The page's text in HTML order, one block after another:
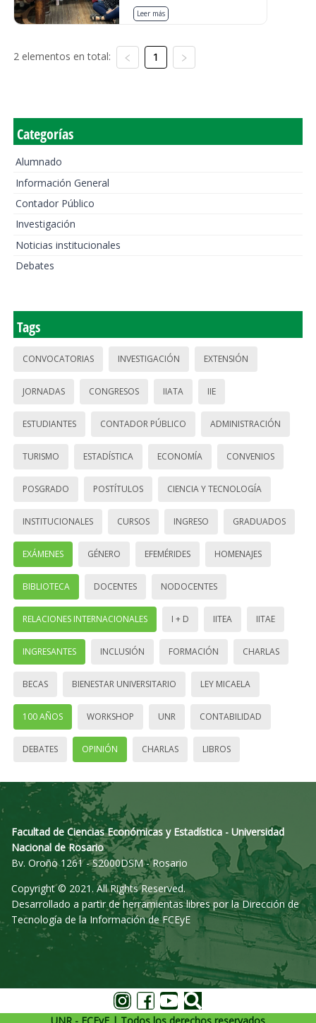
Leer más
2 elementos en total: 1
Categorías
Alumnado
Información General
Contador Público
Investigación
Noticias institucionales
Debates
Tags
CONVOCATORIAS INVESTIGACIÓN EXTENSIÓN
JORNADAS CONGRESOS IIATA IIE
ESTUDIANTES CONTADOR PÚBLICO ADMINISTRACIÓN
TURISMO ESTADÍSTICA ECONOMÍA CONVENIOS
POSGRADO POSTÍTULOS CIENCIA Y TECNOLOGÍA
INSTITUCIONALES CURSOS INGRESO GRADUADOS
EXÁMENES GÉNERO EFEMÉRIDES HOMENAJES
BIBLIOTECA DOCENTES NODOCENTES
RELACIONES INTERNACIONALES I + D IITEA IITAE
INGRESANTES INCLUSIÓN FORMACIÓN CHARLAS
BECAS BIENESTAR UNIVERSITARIO LEY MICAELA
100 AÑOS WORKSHOP UNR CONTABILIDAD
DEBATES OPINIÓN CHARLAS LIBROS
Facultad de Ciencias Económicas y Estadística - Universidad
Nacional de Rosario
Bv. Oroño 1261 - S2000DSM - Rosario
Copyright © 2021. All Rights Reserved.
Desarrollado a partir de herramientas libres por la Dirección de
Tecnología de la Información de FCEyE